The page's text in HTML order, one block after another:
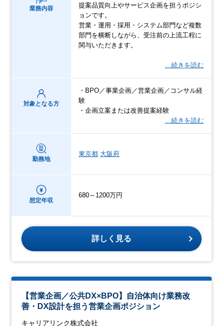
業務内容
提案品質向上やサービス企画を担うポジシ
ョンです。
営業・運用・採用・システム部門など複数
部門を横断しながら、受注前の上流工程に
関与いただきます。
…続きを読む
対象となる方
・BPO／事業企画／営業企画／コンサル経
験
・企画立案または改善提案経験
…続きを読む
勤務地
東京都 大阪府
想定年収
680～1200万円
詳しく見る
【営業企画／公共DX×BPO】自治体向け業務改
善・DX設計を担う営業企画ポジション
キャリアリンク株式会社